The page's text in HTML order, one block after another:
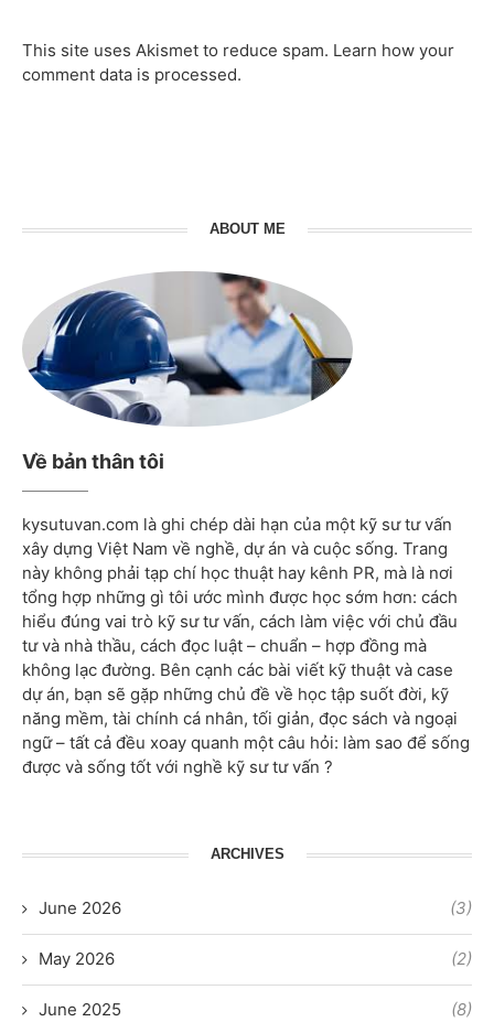
This site uses Akismet to reduce spam. Learn how your
comment data is processed.
ABOUT ME
Về bản thân tôi
kysutuvan.com là ghi chép dài hạn của một kỹ sư tư vấn
xây dựng Việt Nam về nghề, dự án và cuộc sống. Trang
này không phải tạp chí học thuật hay kênh PR, mà là nơi
tổng hợp những gì tôi ước mình được học sớm hơn: cách
hiểu đúng vai trò kỹ sư tư vấn, cách làm việc với chủ đầu
tư và nhà thầu, cách đọc luật – chuẩn – hợp đồng mà
không lạc đường. Bên cạnh các bài viết kỹ thuật và case
dự án, bạn sẽ gặp những chủ đề về học tập suốt đời, kỹ
năng mềm, tài chính cá nhân, tối giản, đọc sách và ngoại
ngữ – tất cả đều xoay quanh một câu hỏi: làm sao để sống
được và sống tốt với nghề kỹ sư tư vấn ?
ARCHIVES
June 2026 (3)
May 2026 (2)
June 2025 (8)